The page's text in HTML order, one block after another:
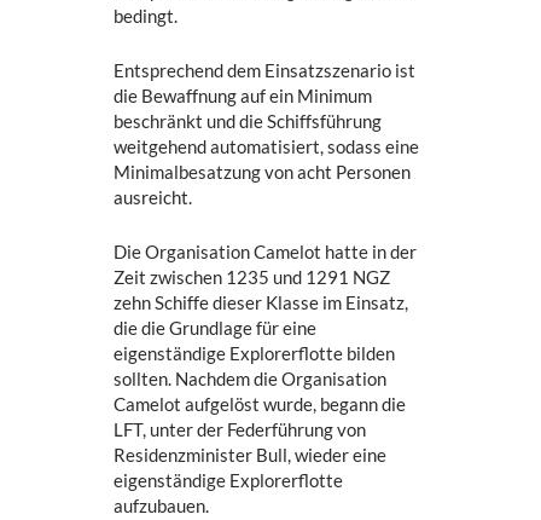
bedingt.
Entsprechend dem Einsatzszenario ist
die Bewaffnung auf ein Minimum
beschränkt und die Schiffsführung
weitgehend automatisiert, sodass eine
Minimalbesatzung von acht Personen
ausreicht.
Die Organisation Camelot hatte in der
Zeit zwischen 1235 und 1291 NGZ
zehn Schiffe dieser Klasse im Einsatz,
die die Grundlage für eine
eigenständige Explorerflotte bilden
sollten. Nachdem die Organisation
Camelot aufgelöst wurde, begann die
LFT, unter der Federführung von
Residenzminister Bull, wieder eine
eigenständige Explorerflotte
aufzubauen.